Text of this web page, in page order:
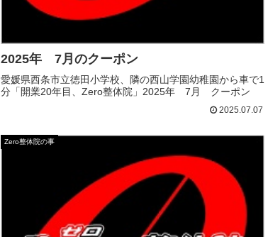
2025年 7月のクーポン
愛媛県西条市立徳田小学校、隣の西山学園幼稚園から車で1
分「開業20年目、Zero整体院」2025年 7月 クーポン
2025.07.07
Zero整体院の事